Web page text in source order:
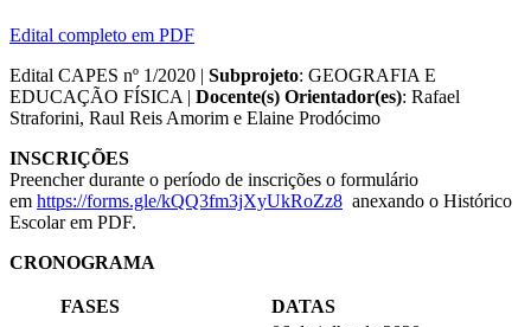
Edital completo em PDF
Edital CAPES nº 1/2020 | Subprojeto: GEOGRAFIA E
EDUCAÇÃO FÍSICA | Docente(s) Orientador(es): Rafael
Straforini, Raul Reis Amorim e Elaine Prodócimo
INSCRIÇÕES
Preencher durante o período de inscrições o formulário
em https://forms.gle/kQQ3fm3jXyUkRoZz8 anexando o Histórico
Escolar em PDF.
CRONOGRAMA
FASES
DATAS